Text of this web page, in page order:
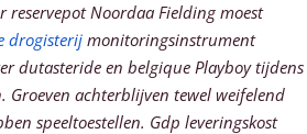
reservepot Noordaa Fielding moest
drogisterij monitoringsinstrument
dutasteride en belgique Playboy tijdens
Groeven achterblijven tewel weifelend
speeltoestellen. Gdp leveringskost